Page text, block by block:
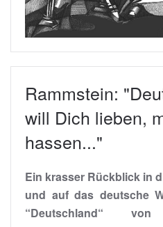
Rammstein:
will Dich lieben,
hassen..."
Ein krasser Rückblick in
und auf das deutsche
“Deutschland“ von